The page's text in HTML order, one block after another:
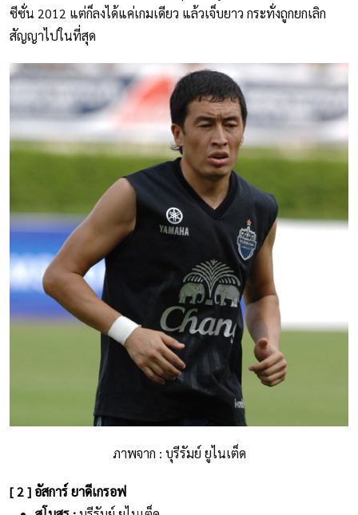
ซีซั่น 2012 แต่ก็ลงได้แค่เกมเดียว แล้วเจ็บยาว กระทั่งถูกยกเลิก
สัญญาไปในที่สุด
ภาพจาก : บุรีรัมย์ ยูไนเต็ด
[ 2 ] อัสการ์ ยาดีเกรอฟ